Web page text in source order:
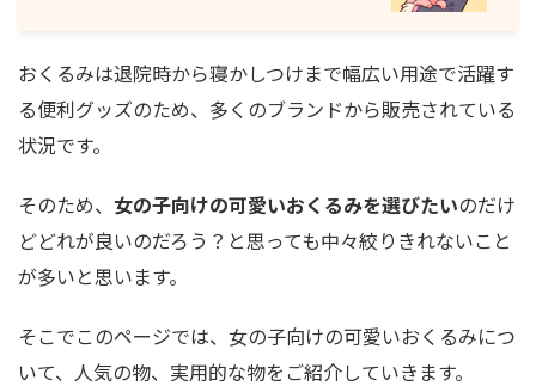
おくるみは退院時から寝かしつけまで幅広い用途で活躍す
る便利グッズのため、多くのブランドから販売されている
状況です。
そのため、 女の子向けの可愛いおくるみを選びたいのだけ
どどれが良いのだろう？と思っても中々絞りきれないこと
が多いと思います。
そこでこのページでは、女の子向けの可愛いおくるみにつ
いて、人気の物、実用的な物をご紹介していきます。